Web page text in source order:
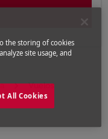
Vuelos
the storing of cookies
site usage, and
All Cookies